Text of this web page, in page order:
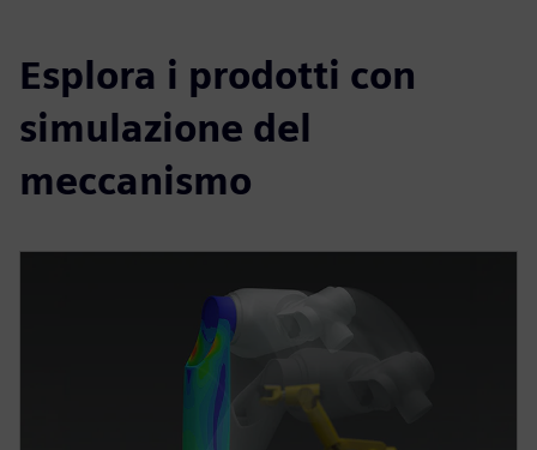
Esplora i prodotti con
simulazione del
meccanismo